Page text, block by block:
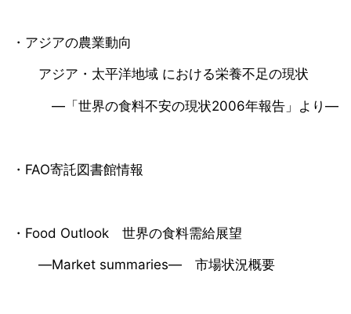
・アジアの農業動向
アジア・太平洋地域 における栄養不足の現状
―「世界の食料不安の現状2006年報告」より―
・FAO寄託図書館情報
・Food Outlook 世界の食料需給展望
―Market summaries― 市場状況概要